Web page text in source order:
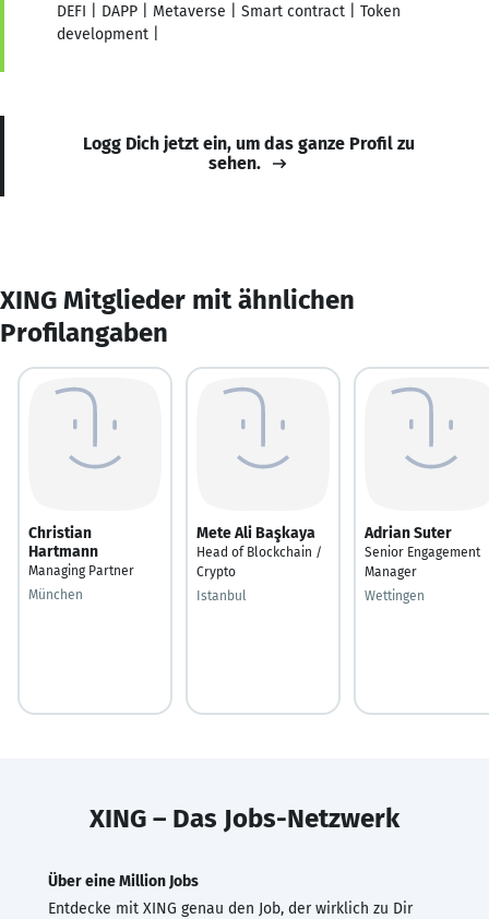
DEFI | DAPP | Metaverse | Smart contract | Token
development |
Logg Dich jetzt ein, um das ganze Profil zu
sehen.
XING Mitglieder mit ähnlichen
Profilangaben
Christian
Hartmann
Managing Partner
München
Mete Ali Başkaya
Head of Blockchain /
Crypto
Istanbul
Adrian Suter
Senior Engagement
Manager
Wettingen
XING – Das Jobs-Netzwerk
Über eine Million Jobs
Entdecke mit XING genau den Job, der wirklich zu Dir